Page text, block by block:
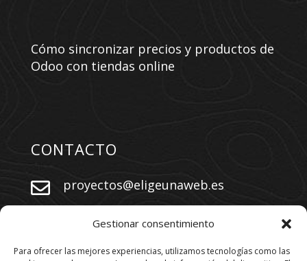
Gestionar consentimiento
Para ofrecer las mejores experiencias, utilizamos tecnologías como las
Cómo sincronizar precios y productos de
Odoo con tiendas online
CONTACTO
 proyectos@eligeunaweb.es
+34 609 730 569